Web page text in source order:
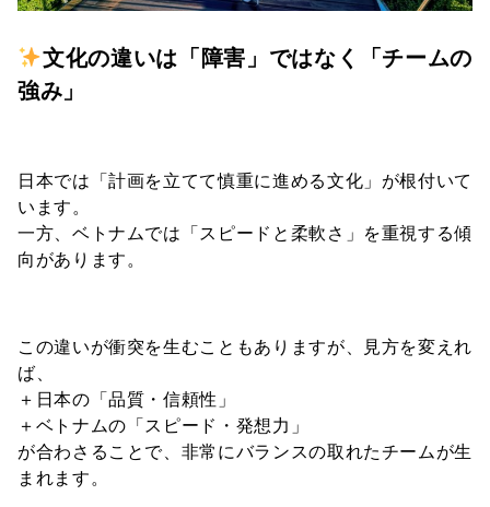
文化の違いは「障害」ではなく「チームの
強み」
日本では「計画を立てて慎重に進める文化」が根付いて
います。
一方、ベトナムでは「スピードと柔軟さ」を重視する傾
向があります。
この違いが衝突を生むこともありますが、見方を変えれ
ば、
＋日本の「品質・信頼性」
＋ベトナムの「スピード・発想力」
が合わさることで、非常にバランスの取れたチームが生
まれます。